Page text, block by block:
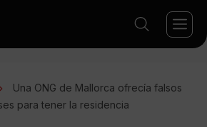
Una ONG de Mallorca ofrecía falsos
para tener la residencia